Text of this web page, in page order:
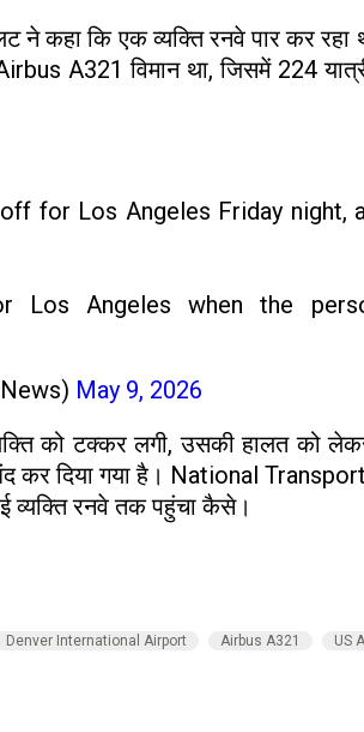
ने कहा कि एक व्यक्ति रनवे पार कर
A321 विमान था, जिसमें 224
for Los Angeles Friday night,
Angeles when the
May 9, 2026
को टक्कर लगी, उसकी हालत को
कर दिया गया है। National
व्यक्ति रनवे तक पहुंचा कैसे।
Denver International Airport Airbus A321 US